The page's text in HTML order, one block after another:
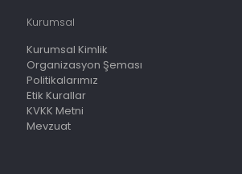
Kurumsal
Kurumsal Kimlik
Organizasyon Şeması
Politikalarımız
Etik Kurallar
KVKK Metni
Mevzuat